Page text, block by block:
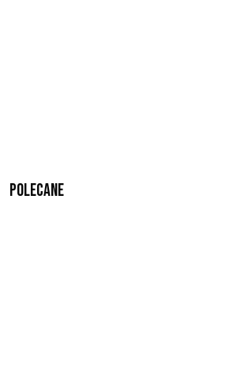
Polecane